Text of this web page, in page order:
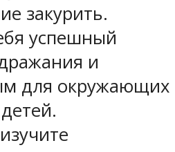
закурить.
успешный
и
для окружающих